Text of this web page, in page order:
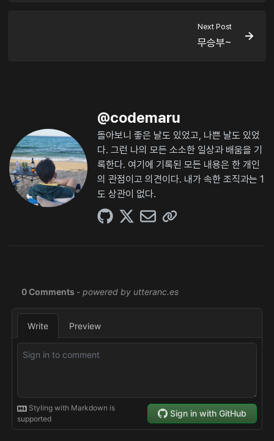
Next Post
무승부~
@codemaru
돌아보니 좋은 날도 있었고, 나쁜 날도 있었
다. 그런 나의 모든 소소한 일상과 배움을 기
록한다. 여기에 기록된 모든 내용은 한 개인
의 관점이고 의견이다. 내가 속한 조직과는 1
도 상관이 없다.